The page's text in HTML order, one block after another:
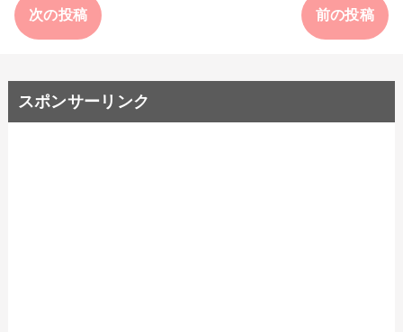
次の投稿 前の投稿
スポンサーリンク